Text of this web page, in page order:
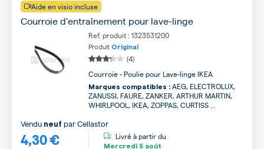
Aide en visio incluse
Courroie d'entraînement pour lave-linge
Ref. produit : 1323531200
Produit Original
(4)
Courroie - Poulie pour Lave-linge IKEA
Marques compatibles : AEG, ELECTROLUX,
ZANUSSI, FAURE, ZANKER, ARTHUR MARTIN,
WHIRLPOOL, IKEA, ZOPPAS, CURTISS ...
4,30 €
Vendu neuf parCellastor
Livré à partir du
Mercredi 5 août